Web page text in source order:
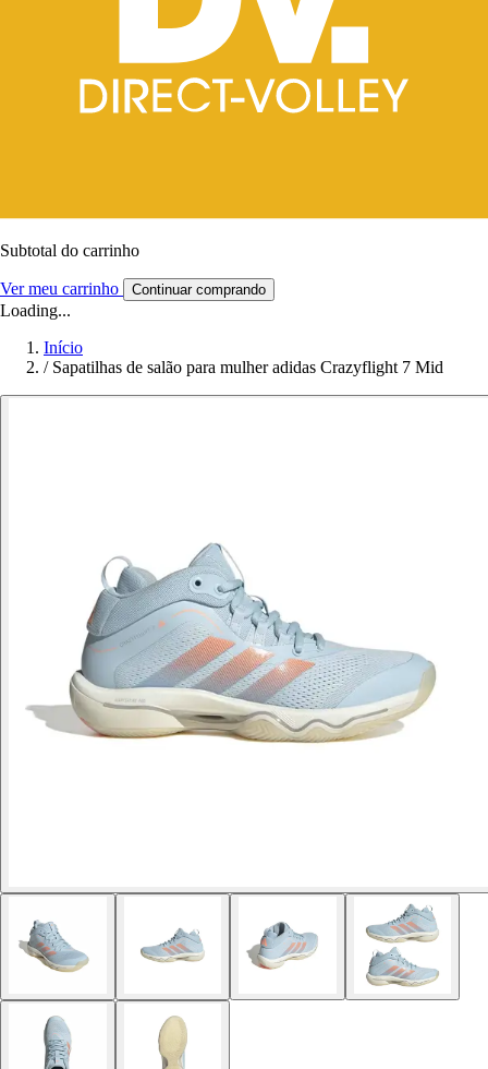
Subtotal do carrinho
Ver meu carrinho Continuar comprando
Loading...
Início
/ Sapatilhas de salão para mulher adidas Crazyflight 7 Mid